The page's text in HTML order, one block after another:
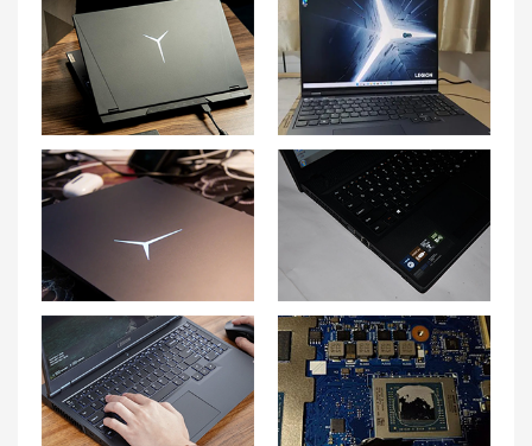
联想拯救者 R9000P触控板灵敏度低怎么办？ 联想拯救者y7000p突然变得特别卡怎么办 联想拯救者y7000为什么这么卡
联想拯救者 Y9000P笔记本键盘灯不亮如何处理？ 联想g510散热改装及显存温度怎么能降下来的解决方法